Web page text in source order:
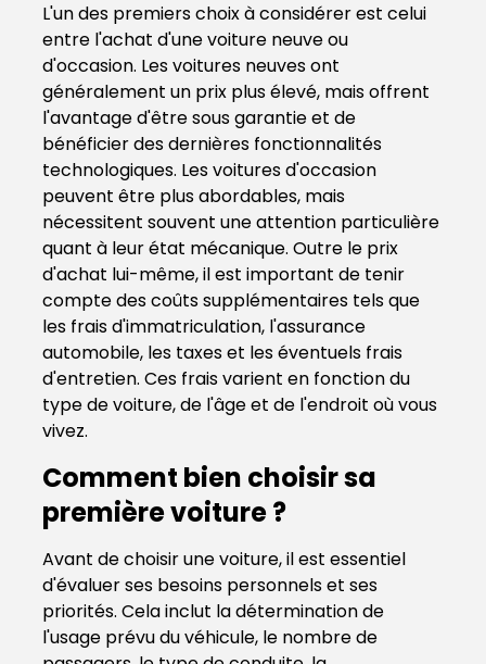
L'un des premiers choix à considérer est celui
entre l'achat d'une voiture neuve ou
d'occasion. Les voitures neuves ont
généralement un prix plus élevé, mais offrent
l'avantage d'être sous garantie et de
bénéficier des dernières fonctionnalités
technologiques. Les voitures d'occasion
peuvent être plus abordables, mais
nécessitent souvent une attention particulière
quant à leur état mécanique. Outre le prix
d'achat lui-même, il est important de tenir
compte des coûts supplémentaires tels que
les frais d'immatriculation, l'assurance
automobile, les taxes et les éventuels frais
d'entretien. Ces frais varient en fonction du
type de voiture, de l'âge et de l'endroit où vous
vivez.
Comment bien choisir sa
première voiture ?
Avant de choisir une voiture, il est essentiel
d'évaluer ses besoins personnels et ses
priorités. Cela inclut la détermination de
l'usage prévu du véhicule, le nombre de